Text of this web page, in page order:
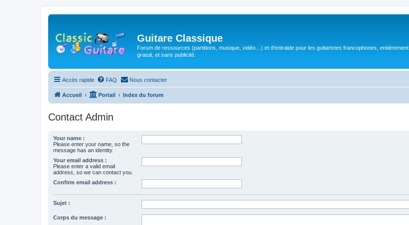
Guitare Classique
Forum de ressources (partitions, musique, vidéo…) et d'entraide pour les guitaristes francophones, entièrement
gratuit, et sans publicité.
Accès rapide FAQ Nous contacter
Accueil Portail Index du forum
Contact Admin
Your name :
Please enter your name, so the
message has an identity.
Your email address :
Please enter a valid email
address, so we can contact you.
Confirm email address :
Sujet :
Corps du message :